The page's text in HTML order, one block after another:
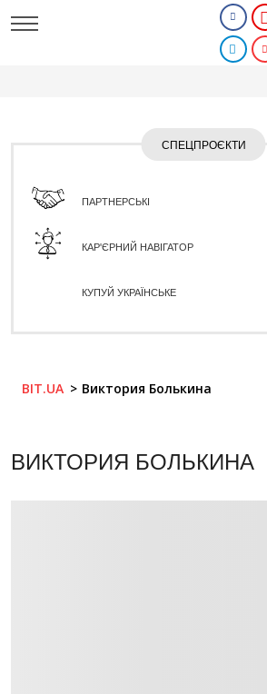
СПЕЦПРОЄКТИ
ПАРТНЕРСЬКІ
КАР'ЄРНИЙ НАВІГАТОР
КУПУЙ УКРАЇНСЬКЕ
BIT.UA Виктория Болькина
ВИКТОРИЯ БОЛЬКИНА